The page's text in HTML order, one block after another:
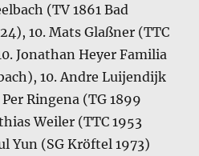
(TV 1861 Bad
10. Mats Glaßner (TTC
Jonathan Heyer Familia
10. Andre Luijendijk
Ringena (TG 1899
Weiler (TTC 1953
Yun (SG Kröftel 1973)